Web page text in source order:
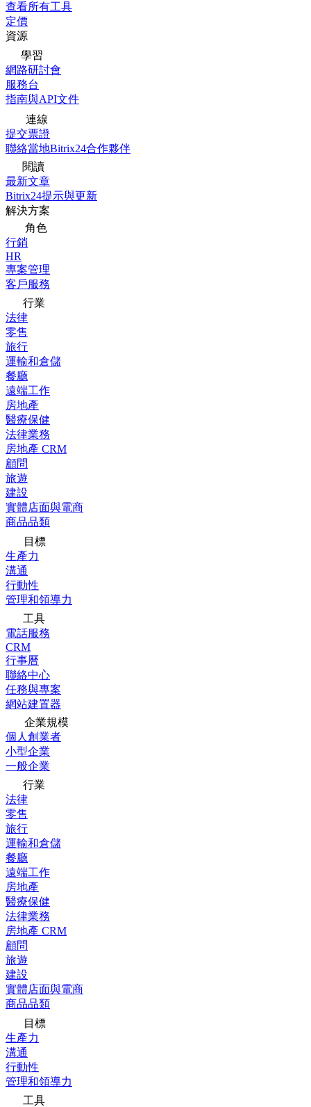
查看所有工具
定價
資源
學習
網路研討會
服務台
指南與API文件
連線
提交票證
聯絡當地Bitrix24合作夥伴
閱讀
最新文章
Bitrix24提示與更新
解決方案
角色
行銷
HR
專案管理
客戶服務
行業
法律
零售
旅行
運輸和倉儲
餐廳
遠端工作
房地產
醫療保健
法律業務
房地產 CRM
顧問
旅遊
建設
實體店面與電商
商品品類
目標
生產力
溝通
行動性
管理和領導力
工具
電話服務
CRM
行事曆
聯絡中心
任務與專案
網站建置器
企業規模
個人創業者
小型企業
一般企業
行業
法律
零售
旅行
運輸和倉儲
餐廳
遠端工作
房地產
醫療保健
法律業務
房地產 CRM
顧問
旅遊
建設
實體店面與電商
商品品類
目標
生產力
溝通
行動性
管理和領導力
工具